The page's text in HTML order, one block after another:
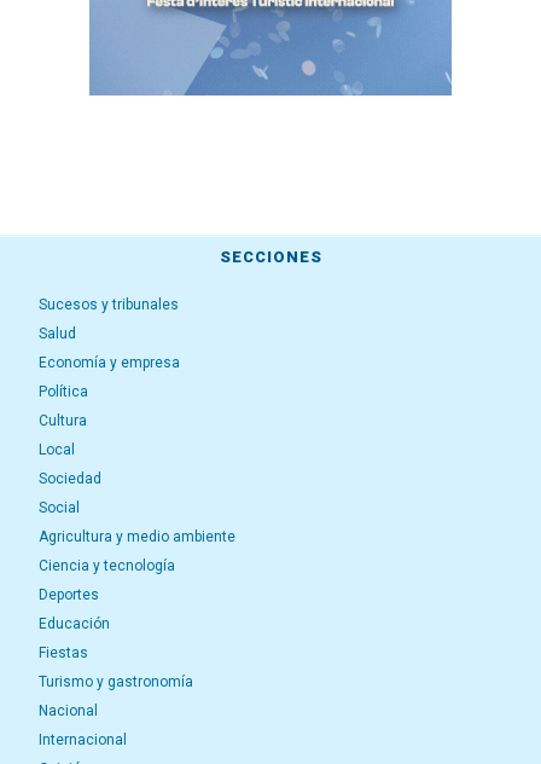
SECCIONES
Sucesos y tribunales
Salud
Economía y empresa
Política
Cultura
Local
Sociedad
Social
Agricultura y medio ambiente
Ciencia y tecnología
Deportes
Educación
Fiestas
Turismo y gastronomía
Nacional
Internacional